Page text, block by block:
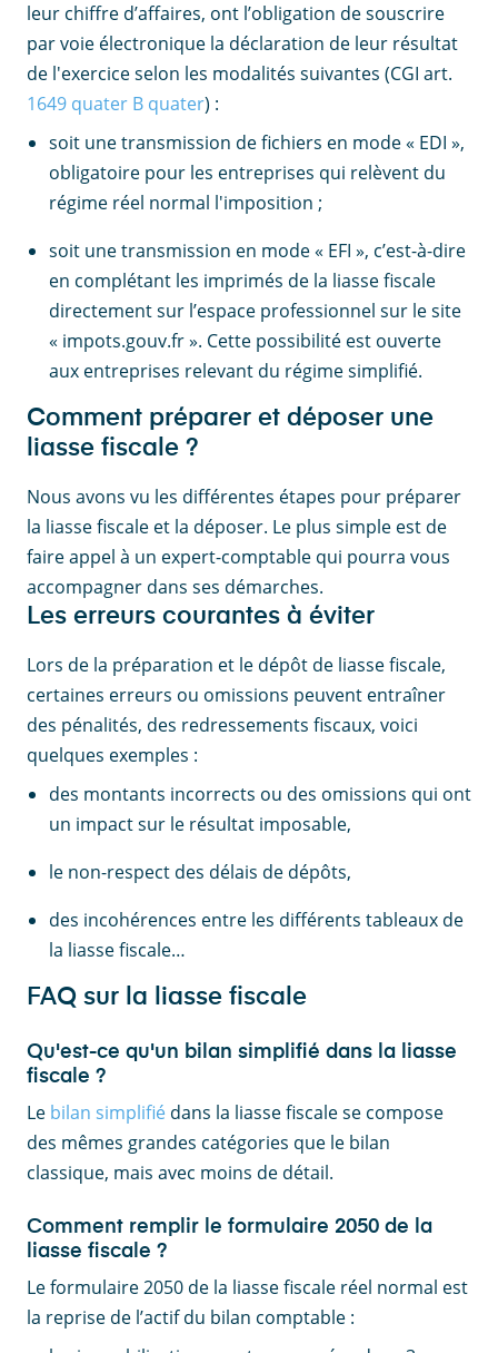
leur chiffre d’affaires, ont l’obligation de souscrire
par voie électronique la déclaration de leur résultat
de l'exercice selon les modalités suivantes (CGI art.
1649 quater B quater) :
soit une transmission de fichiers en mode « EDI »,
obligatoire pour les entreprises qui relèvent du
régime réel normal l'imposition ;
soit une transmission en mode « EFI », c’est-à-dire
en complétant les imprimés de la liasse fiscale
directement sur l’espace professionnel sur le site
« impots.gouv.fr ». Cette possibilité est ouverte
aux entreprises relevant du régime simplifié.
Comment préparer et déposer une
liasse fiscale ?
Nous avons vu les différentes étapes pour préparer
la liasse fiscale et la déposer. Le plus simple est de
faire appel à un expert-comptable qui pourra vous
accompagner dans ses démarches.
Les erreurs courantes à éviter
Lors de la préparation et le dépôt de liasse fiscale,
certaines erreurs ou omissions peuvent entraîner
des pénalités, des redressements fiscaux, voici
quelques exemples :
des montants incorrects ou des omissions qui ont
un impact sur le résultat imposable,
le non-respect des délais de dépôts,
des incohérences entre les différents tableaux de
la liasse fiscale…
FAQ sur la liasse fiscale
Qu'est-ce qu'un bilan simplifié dans la liasse
fiscale ?
Le bilan simplifié dans la liasse fiscale se compose
des mêmes grandes catégories que le bilan
classique, mais avec moins de détail.
Comment remplir le formulaire 2050 de la
liasse fiscale ?
Le formulaire 2050 de la liasse fiscale réel normal est
la reprise de l’actif du bilan comptable :